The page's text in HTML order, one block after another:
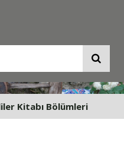
Kitabı Bölümleri